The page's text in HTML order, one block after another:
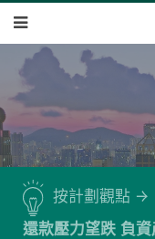
按計劃觀點
還款壓力望跌 負